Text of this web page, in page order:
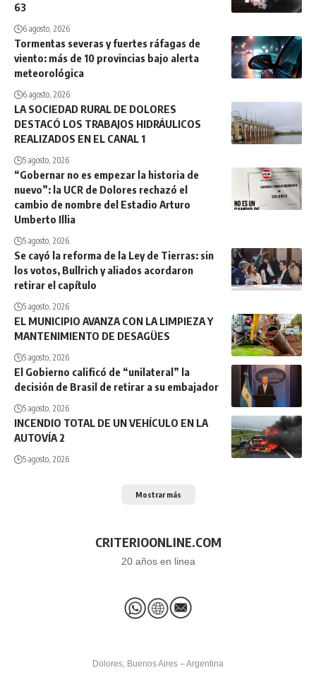
63
6 agosto, 2026
Tormentas severas y fuertes ráfagas de
viento: más de 10 provincias bajo alerta
meteorológica
6 agosto, 2026
LA SOCIEDAD RURAL DE DOLORES
DESTACÓ LOS TRABAJOS HIDRÁULICOS
REALIZADOS EN EL CANAL 1
5 agosto, 2026
“Gobernar no es empezar la historia de
nuevo”: la UCR de Dolores rechazó el
cambio de nombre del Estadio Arturo
Umberto Illia
5 agosto, 2026
Se cayó la reforma de la Ley de Tierras: sin
los votos, Bullrich y aliados acordaron
retirar el capítulo
5 agosto, 2026
EL MUNICIPIO AVANZA CON LA LIMPIEZA Y
MANTENIMIENTO DE DESAGÜES
5 agosto, 2026
El Gobierno calificó de “unilateral” la
decisión de Brasil de retirar a su embajador
5 agosto, 2026
INCENDIO TOTAL DE UN VEHÍCULO EN LA
AUTOVÍA 2
5 agosto, 2026
Mostrar más
CRITERIOONLINE.COM
20 años en linea
Dolores, Buenos Aires – Argentina